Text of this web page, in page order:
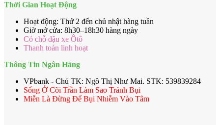
Thời Gian Hoạt Động
Hoạt động: Thứ 2 đến chủ nhật hàng tuần
Giờ mở cửa: 8h30–18h30 hàng ngày
Có chỗ đậu xe Ôtô
Thanh toán linh hoạt
Thông Tin Ngân Hàng
VPbank - Chủ TK: Ngô Thị Như Mai. STK: 539839284
Sống Ở Cõi Trần Làm Sao Tránh Bụi
Miễn Là Đừng Để Bụi Nhiễm Vào Tâm